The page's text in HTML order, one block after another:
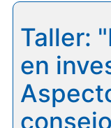
Taller:
en